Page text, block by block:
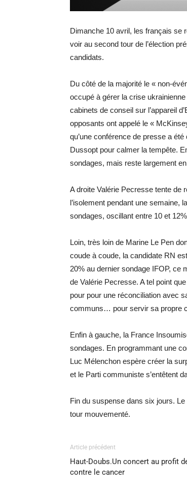
Dimanche 10 avril, les français se
voir au second tour de l’élection
candidats.
Du côté de la majorité le « non-
occupé à gérer la crise
cabinets de conseil sur l’appareil
opposants ont appelé le «
qu’une conférence de presse a
Dussopt pour calmer la tempête.
sondages, mais reste largement
A droite Valérie Pecresse tente de
l’isolement pendant une semaine,
sondages, oscillant entre 10 et
Loin, très loin de Marine Le Pen
coude à coude, la candidate RN
20% au dernier sondage IFOP, ce
de Valérie Pecresse. A tel point
pour pour une réconciliation avec
communs… pour servir sa propre
Enfin à gauche, la France
sondages. En programmant une
Luc Mélenchon espère créer la
et le Parti communiste s’entêtent
Fin du suspense dans six jours.
tour mouvementé.
Article précédent
Haut-Doubs.Un concert au profit
contre le cancer